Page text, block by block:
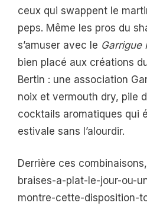
ceux qui swappent le
peps. Même les pros du
s’amuser avec le Garrigue
bien placé aux créations
Bertin : une association
noix et vermouth dry, pile
cocktails aromatiques qui
estivale sans l’alourdir.
Derrière ces combinaisons,
braises-a-plat-le-jour-ou-
montre-cette-disposition-